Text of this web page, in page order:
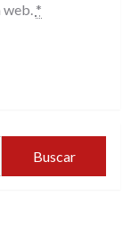
web. *